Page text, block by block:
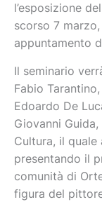
l’esposizione
scorso 7
appuntamento
Il seminario
Fabio
Edoardo De
Giovanni
Cultura, il
presentando il
comunità di
figura del